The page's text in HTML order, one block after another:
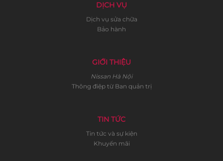
DỊCH VỤ
Dịch vụ sửa chữa
Bảo hành
GIỚI THIỆU
Nissan Hà Nội
Thông điệp từ Ban quản trị
TIN TỨC
Tin tức và sự kiện
Khuyến mãi